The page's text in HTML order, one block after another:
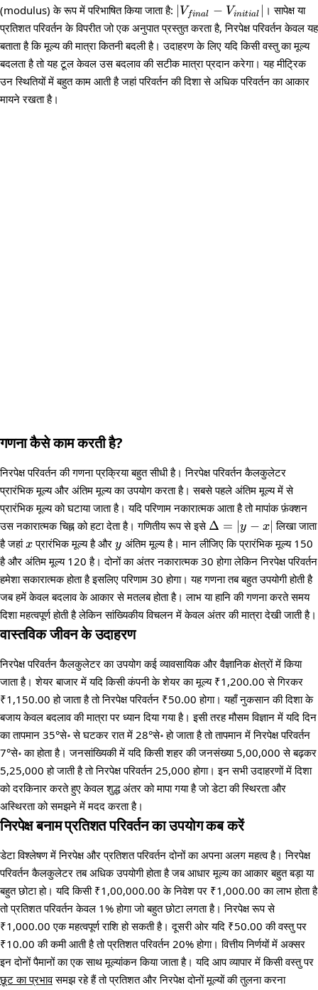
(modulus) के रूप में परिभाषित किया जाता है: |V_{final} -
V_{initial}|
Vfinal − Vinitial
। सापेक्ष या
प्रतिशत परिवर्तन के विपरीत जो एक अनुपात प्रस्तुत करता है, निरपेक्ष परिवर्तन केवल यह
बताता है कि मूल्य की मात्रा कितनी बदली है। उदाहरण के लिए यदि किसी वस्तु का मूल्य
बदलता है तो यह टूल केवल उस बदलाव की सटीक मात्रा प्रदान करेगा। यह मीट्रिक
उन स्थितियों में बहुत काम आती है जहां परिवर्तन की दिशा से अधिक परिवर्तन का आकार
मायने रखता है।
गणना कैसे काम करती है?
निरपेक्ष परिवर्तन की गणना प्रक्रिया बहुत सीधी है। निरपेक्ष परिवर्तन कैलकुलेटर
प्रारंभिक मूल्य और अंतिम मूल्य का उपयोग करता है। सबसे पहले अंतिम मूल्य में से
प्रारंभिक मूल्य को घटाया जाता है। यदि परिणाम नकारात्मक आता है तो मापांक फ़ंक्शन
उस नकारात्मक चिह्न को हटा देता है। गणितीय रूप से इसे \Delta
= |y -
Δ = ∣y − x∣ लिखा जाता
है जहां x
xप्रारंभिक मूल्य है और y
y अंतिम मूल्य है। मान लीजिए कि प्रारंभिक मूल्य 150
है और अंतिम मूल्य 120 है। दोनों का अंतर नकारात्मक 30 होगा लेकिन निरपेक्ष परिवर्तन
हमेशा सकारात्मक होता है इसलिए परिणाम 30 होगा। यह गणना तब बहुत उपयोगी होती है
जब हमें केवल बदलाव के आकार से मतलब होता है। लाभ या हानि की गणना करते समय
दिशा महत्वपूर्ण होती है लेकिन सांख्यिकीय विचलन में केवल अंतर की मात्रा देखी जाती है।
वास्तविक जीवन के उदाहरण
निरपेक्ष परिवर्तन कैलकुलेटर का उपयोग कई व्यावसायिक और वैज्ञानिक क्षेत्रों में किया
जाता है। शेयर बाजार में यदि किसी कंपनी के शेयर का मूल्य ₹1,200.00 से गिरकर
₹1,150.00 हो जाता है तो निरपेक्ष परिवर्तन ₹50.00 होगा। यहाँ नुकसान की दिशा के
बजाय केवल बदलाव की मात्रा पर ध्यान दिया गया है। इसी तरह मौसम विज्ञान में यदि दिन
का तापमान 35°से॰ से घटकर रात में 28°से॰ हो जाता है तो तापमान में निरपेक्ष परिवर्तन
7°से॰ का होता है। जनसांख्यिकी में यदि किसी शहर की जनसंख्या 5,00,000 से बढ़कर
5,25,000 हो जाती है तो निरपेक्ष परिवर्तन 25,000 होगा। इन सभी उदाहरणों में दिशा
को दरकिनार करते हुए केवल शुद्ध अंतर को मापा गया है जो डेटा की स्थिरता और
अस्थिरता को समझने में मदद करता है।
निरपेक्ष बनाम प्रतिशत परिवर्तन का उपयोग कब करें
डेटा विश्लेषण में निरपेक्ष और प्रतिशत परिवर्तन दोनों का अपना अलग महत्व है। निरपेक्ष
परिवर्तन कैलकुलेटर तब अधिक उपयोगी होता है जब आधार मूल्य का आकार बहुत बड़ा या
बहुत छोटा हो। यदि किसी ₹1,00,000.00 के निवेश पर ₹1,000.00 का लाभ होता है
तो प्रतिशत परिवर्तन केवल 1% होगा जो बहुत छोटा लगता है। निरपेक्ष रूप से
₹1,000.00 एक महत्वपूर्ण राशि हो सकती है। दूसरी ओर यदि ₹50.00 की वस्तु पर
₹10.00 की कमी आती है तो प्रतिशत परिवर्तन 20% होगा। वित्तीय निर्णयों में अक्सर
इन दोनों पैमानों का एक साथ मूल्यांकन किया जाता है। यदि आप व्यापार में किसी वस्तु पर
छूट का प्रभावसमझ रहे हैं तो प्रतिशत और निरपेक्ष दोनों मूल्यों की तुलना करना